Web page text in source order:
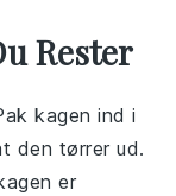
Rester
kagen ind i
den tørrer ud.
er